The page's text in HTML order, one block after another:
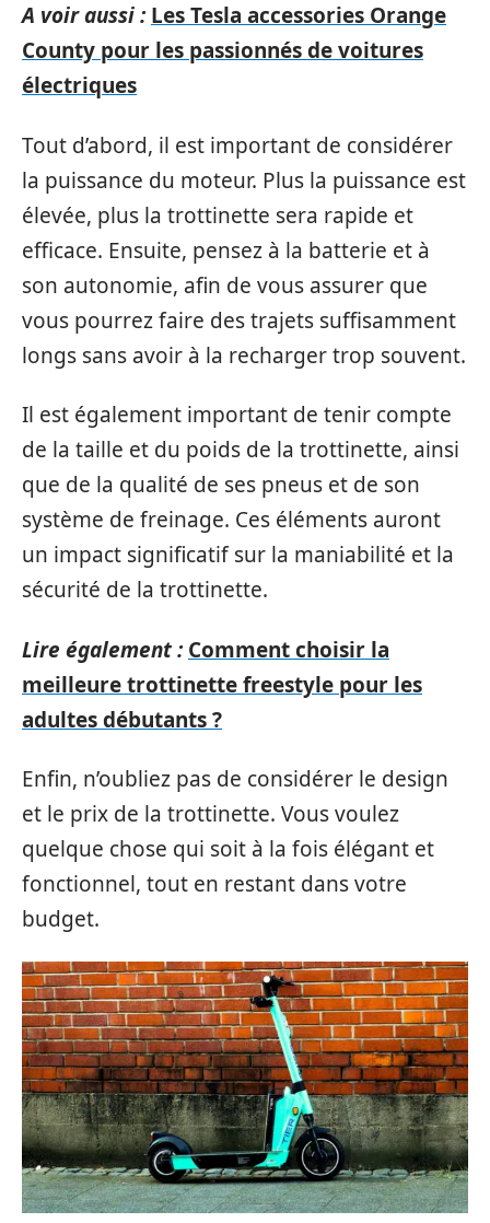
A voir aussi : Les Tesla accessories Orange
County pour les passionnés de voitures
électriques
Tout d’abord, il est important de considérer
la puissance du moteur. Plus la puissance est
élevée, plus la trottinette sera rapide et
efficace. Ensuite, pensez à la batterie et à
son autonomie, afin de vous assurer que
vous pourrez faire des trajets suffisamment
longs sans avoir à la recharger trop souvent.
Il est également important de tenir compte
de la taille et du poids de la trottinette, ainsi
que de la qualité de ses pneus et de son
système de freinage. Ces éléments auront
un impact significatif sur la maniabilité et la
sécurité de la trottinette.
Lire également : Comment choisir la
meilleure trottinette freestyle pour les
adultes débutants ?
Enfin, n’oubliez pas de considérer le design
et le prix de la trottinette. Vous voulez
quelque chose qui soit à la fois élégant et
fonctionnel, tout en restant dans votre
budget.